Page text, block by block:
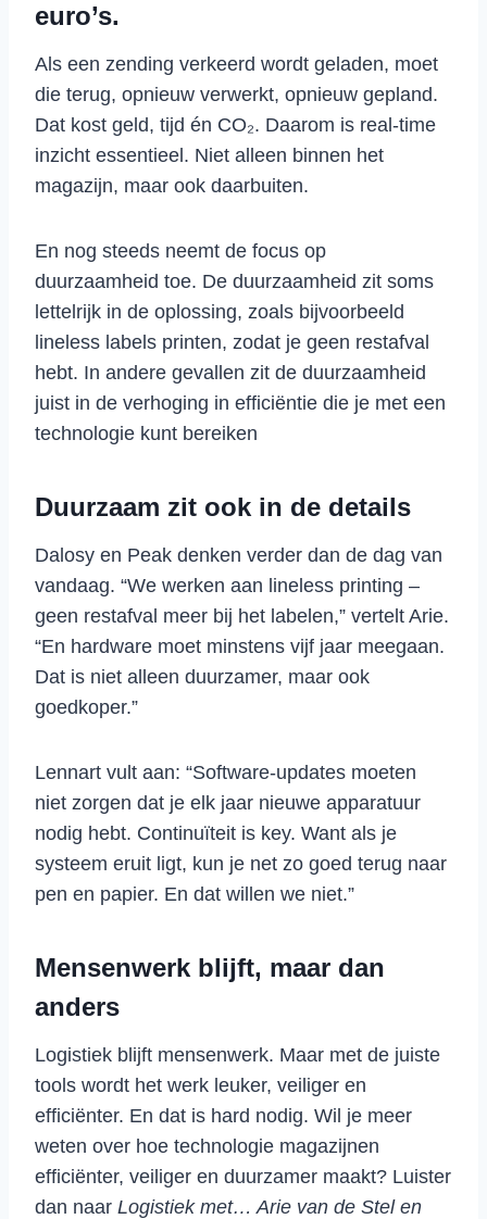
euro’s.
Als een zending verkeerd wordt geladen, moet
die terug, opnieuw verwerkt, opnieuw gepland.
Dat kost geld, tijd én CO₂. Daarom is real-time
inzicht essentieel. Niet alleen binnen het
magazijn, maar ook daarbuiten.
En nog steeds neemt de focus op
duurzaamheid toe. De duurzaamheid zit soms
lettelrijk in de oplossing, zoals bijvoorbeeld
lineless labels printen, zodat je geen restafval
hebt. In andere gevallen zit de duurzaamheid
juist in de verhoging in efficiëntie die je met een
technologie kunt bereiken
Duurzaam zit ook in de details
Dalosy en Peak denken verder dan de dag van
vandaag. “We werken aan lineless printing –
geen restafval meer bij het labelen,” vertelt Arie.
“En hardware moet minstens vijf jaar meegaan.
Dat is niet alleen duurzamer, maar ook
goedkoper.”
Lennart vult aan: “Software-updates moeten
niet zorgen dat je elk jaar nieuwe apparatuur
nodig hebt. Continuïteit is key. Want als je
systeem eruit ligt, kun je net zo goed terug naar
pen en papier. En dat willen we niet.”
Mensenwerk blijft, maar dan
anders
Logistiek blijft mensenwerk. Maar met de juiste
tools wordt het werk leuker, veiliger en
efficiënter. En dat is hard nodig. Wil je meer
weten over hoe technologie magazijnen
efficiënter, veiliger en duurzamer maakt? Luister
dan naar Logistiek met… Arie van de Stel en